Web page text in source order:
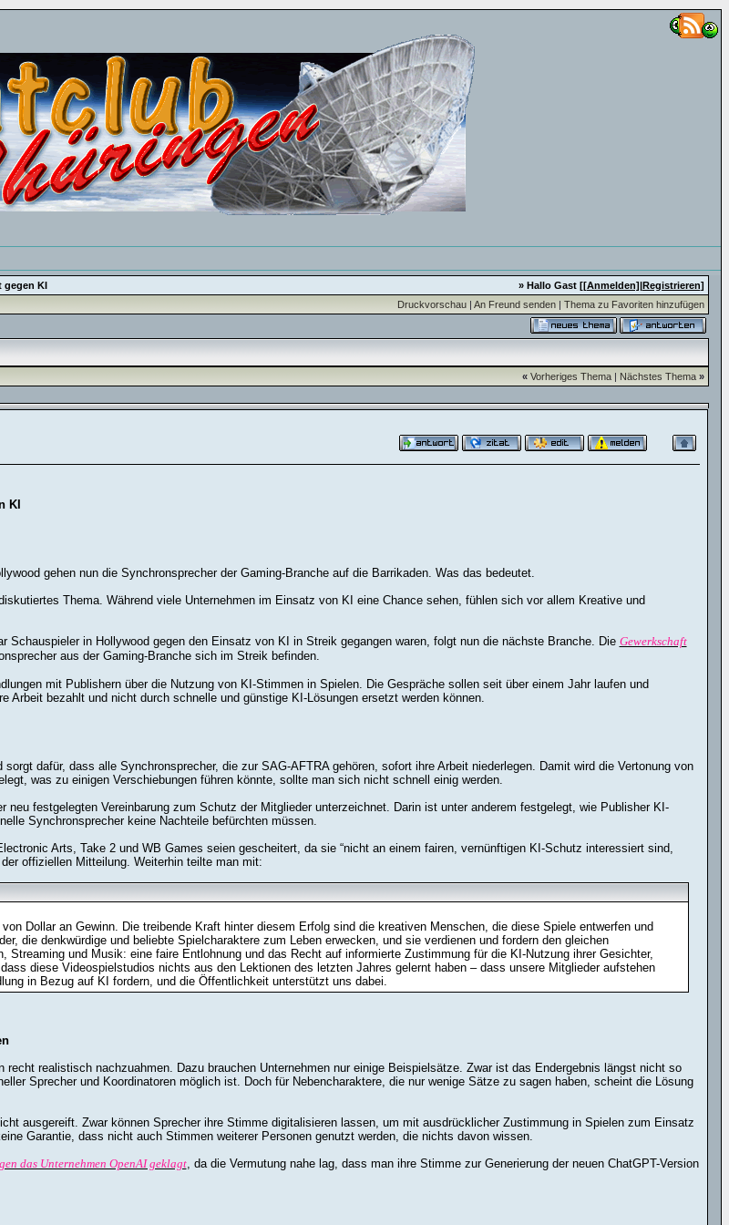
gegen KI » Hallo Gast [[Anmelden]|Registrieren]
Druckvorschau| An Freund senden| Thema zu Favoriten hinzufügen
« Vorheriges Thema| Nächstes Thema »
KI
gehen nun die Synchronsprecher der Gaming-Branche auf die Barrikaden. Was das bedeutet.
Thema. Während viele Unternehmen im Einsatz von KI eine Chance sehen, fühlen sich vor allem Kreative und
Schauspieler in Hollywood gegen den Einsatz von KI in Streik gegangen waren, folgt nun die nächste Branche. Die Gewerkschaft
aus der Gaming-Branche sich im Streik befinden.
mit Publishern über die Nutzung von KI-Stimmen in Spielen. Die Gespräche sollen seit über einem Jahr laufen und
Arbeit bezahlt und nicht durch schnelle und günstige KI-Lösungen ersetzt werden können.
dafür, dass alle Synchronsprecher, die zur SAG-AFTRA gehören, sofort ihre Arbeit niederlegen. Damit wird die Vertonung von
was zu einigen Verschiebungen führen könnte, sollte man sich nicht schnell einig werden.
neu festgelegten Vereinbarung zum Schutz der Mitglieder unterzeichnet. Darin ist unter anderem festgelegt, wie Publisher KI-
Synchronsprecher keine Nachteile befürchten müssen.
Arts, Take 2 und WB Games seien gescheitert, da sie “nicht an einem fairen, vernünftigen KI-Schutz interessiert sind,
offiziellen Mitteilung. Weiterhin teilte man mit:
Dollar an Gewinn. Die treibende Kraft hinter diesem Erfolg sind die kreativen Menschen, die diese Spiele entwerfen und
die denkwürdige und beliebte Spielcharaktere zum Leben erwecken, und sie verdienen und fordern den gleichen
Streaming und Musik: eine faire Entlohnung und das Recht auf informierte Zustimmung für die KI-Nutzung ihrer Gesichter,
diese Videospielstudios nichts aus den Lektionen des letzten Jahres gelernt haben – dass unsere Mitglieder aufstehen
in Bezug auf KI fordern, und die Öffentlichkeit unterstützt uns dabei.
realistisch nachzuahmen. Dazu brauchen Unternehmen nur einige Beispielsätze. Zwar ist das Endergebnis längst nicht so
Sprecher und Koordinatoren möglich ist. Doch für Nebencharaktere, die nur wenige Sätze zu sagen haben, scheint die Lösung
ausgereift. Zwar können Sprecher ihre Stimme digitalisieren lassen, um mit ausdrücklicher Zustimmung in Spielen zum Einsatz
Garantie, dass nicht auch Stimmen weiterer Personen genutzt werden, die nichts davon wissen.
das Unternehmen OpenAI geklagt, da die Vermutung nahe lag, dass man ihre Stimme zur Generierung der neuen ChatGPT-Version